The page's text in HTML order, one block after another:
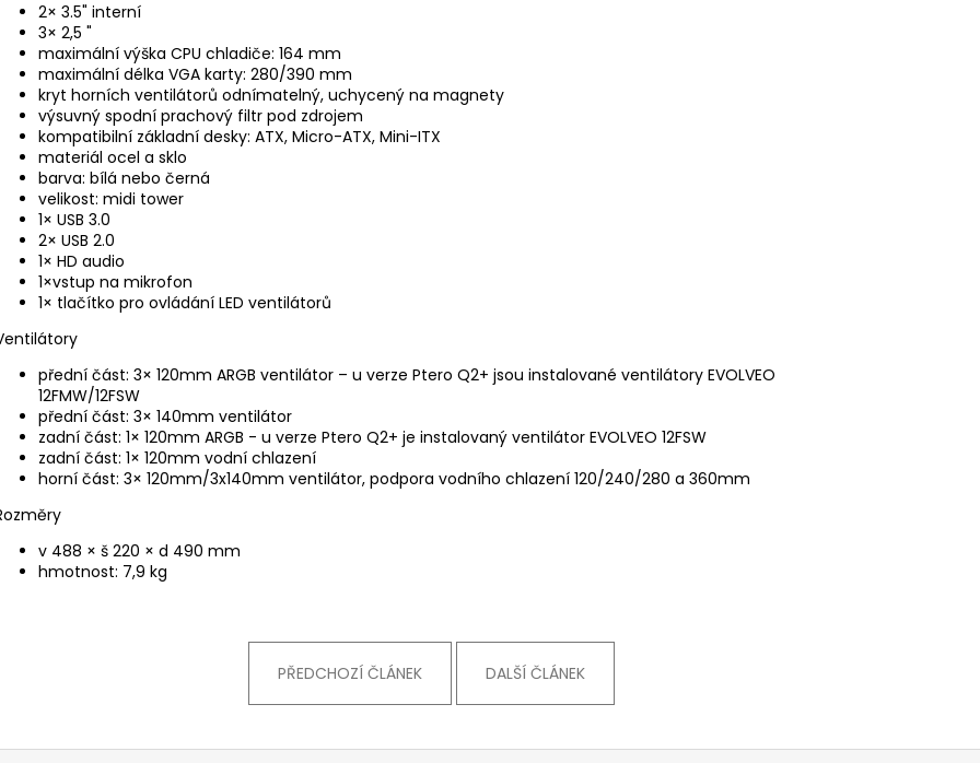
2× 3.5" interní
3× 2,5 "
maximální výška CPU chladiče: 164 mm
maximální délka VGA karty: 280/390 mm
kryt horních ventilátorů odnímatelný, uchycený na magnety
výsuvný spodní prachový filtr pod zdrojem
kompatibilní základní desky: ATX, Micro-ATX, Mini-ITX
materiál ocel a sklo
barva: bílá nebo černá
velikost: midi tower
1× USB 3.0
2× USB 2.0
1× HD audio
1×vstup na mikrofon
1× tlačítko pro ovládání LED ventilátorů
přední část: 3× 120mm ARGB ventilátor – u verze Ptero Q2+ jsou instalované ventilátory EVOLVEO
12FMW/12FSW
přední část: 3× 140mm ventilátor
zadní část: 1× 120mm ARGB - u verze Ptero Q2+ je instalovaný ventilátor EVOLVEO 12FSW
zadní část: 1× 120mm vodní chlazení
horní část: 3× 120mm/3x140mm ventilátor, podpora vodního chlazení 120/240/280 a 360mm
v 488 × š 220 × d 490 mm
hmotnost: 7,9 kg
PŘEDCHOZÍ ČLÁNEK DALŠÍ ČLÁNEK